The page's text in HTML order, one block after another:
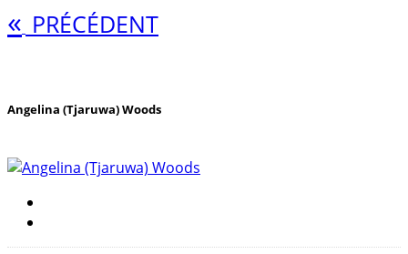
« PRÉCÉDENT
Angelina (Tjaruwa) Woods